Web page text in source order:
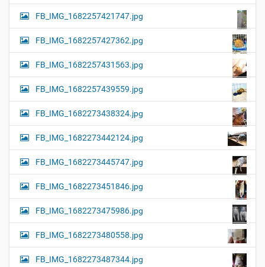
FB_IMG_1682257421747.jpg
FB_IMG_1682257427362.jpg
FB_IMG_1682257431563.jpg
FB_IMG_1682257439559.jpg
FB_IMG_1682273438324.jpg
FB_IMG_1682273442124.jpg
FB_IMG_1682273445747.jpg
FB_IMG_1682273451846.jpg
FB_IMG_1682273475986.jpg
FB_IMG_1682273480558.jpg
FB_IMG_1682273487344.jpg